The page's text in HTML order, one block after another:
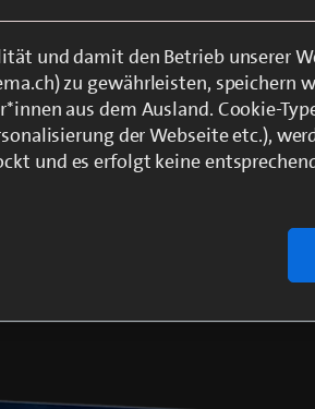
zu blue
und damit den Betrieb unserer
zu gewährleisten, speichern
aus dem Ausland. Cookie-
der Webseite etc.),
und es erfolgt keine